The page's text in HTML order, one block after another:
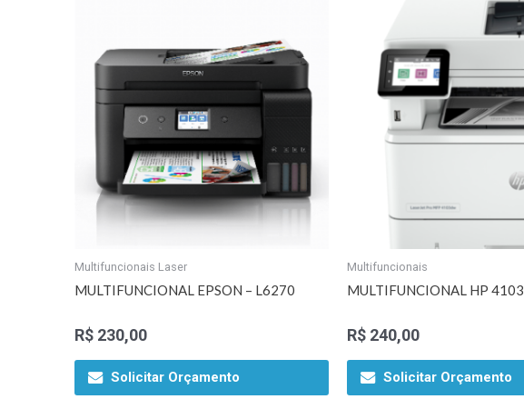
Multifuncionais Laser
MULTIFUNCIONAL EPSON – L6270
R$ 230,00
Solicitar Orçamento
Multifuncionais
MULTIFUNCIONAL HP 4103
R$ 240,00
Solicitar Orçamento